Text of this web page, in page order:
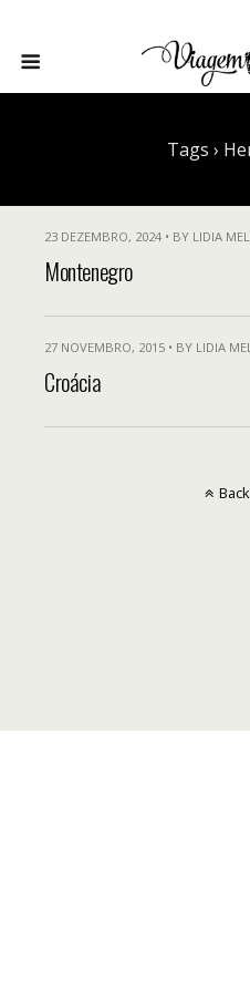
Tags ›
23 DEZEMBRO, 2024 • BY LIDIA
Montenegro
27 NOVEMBRO, 2015 • BY LIDIA
Croácia